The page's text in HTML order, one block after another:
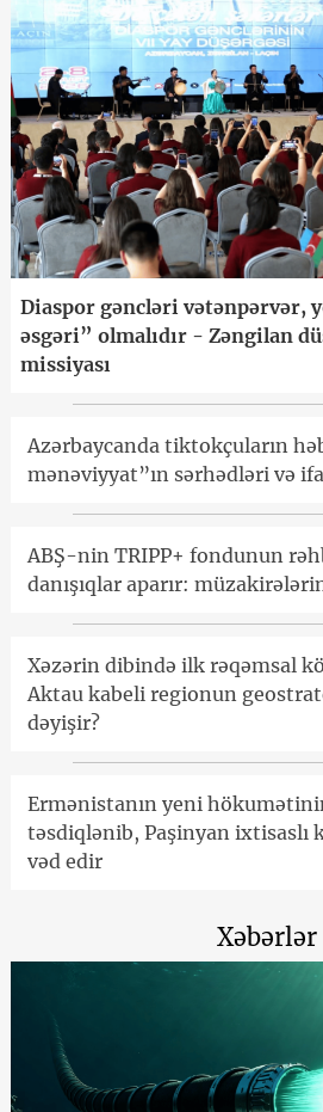
Diaspor gəncləri vətənpərvər,
əsgəri” olmalıdır - Zəngilan
missiyası
Azərbaycanda tiktokçuların
mənəviyyat”ın sərhədləri və
ABŞ-nin TRIPP+ fondunun
danışıqlar aparır:
Xəzərin dibində ilk rəqəmsal
Aktau kabeli regionun
dəyişir?
Ermənistanın yeni
təsdiqlənib, Paşinyan ixtisaslı
vəd edir
Xəbərlər